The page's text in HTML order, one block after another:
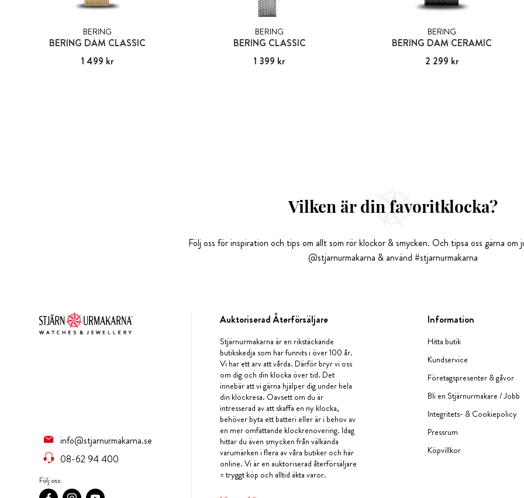
BERING
BERING DAM CLASSIC
Pris :1 499 kr
1 499 kr
BERING
BERING CLASSIC
Pris :1 399 kr
1 399 kr
BERING
BERING DAM CERAMIC
Pris :2 299 kr
2 299 kr
Vilken är din favoritklocka?
Följ oss för inspiration och tips om allt som rör klockor & smycken. Och tipsa oss gärna om
@stjarnurmakarna & använd #stjarnurmakarna
info@stjarnurmakarna.se
08-62 94 400
Följ oss:
Auktoriserad Återförsäljare
Stjärnurmakarna är en rikstäckande
butikskedja som har funnits i över 100 år.
Vi har ett arv att vårda. Därför bryr vi oss
om dig och din klocka över tid. Det
innebär att vi gärna hjälper dig under hela
din klockresa. Oavsett om du är
intresserad av att skaffa en ny klocka,
behöver byta ett batteri eller är i behov av
en mer omfattande klockrenovering. Idag
hittar du även smycken från välkända
varumärken i flera av våra butiker och här
online. Vi är en auktoriserad återförsäljare
= tryggt köp och alltid äkta varor.
Information
Hitta butik
Kundservice
Företagspresenter & gåvor
Bli en Stjärnurmakare / Jobb
Integritets- & Cookiepolicy
Pressrum
Köpvillkor